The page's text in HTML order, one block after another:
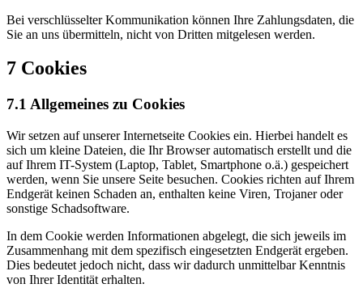
Bei verschlüsselter Kommunikation können Ihre Zahlungsdaten, die
Sie an uns übermitteln, nicht von Dritten mitgelesen werden.
7 Cookies
7.1 Allgemeines zu Cookies
Wir setzen auf unserer Internetseite Cookies ein. Hierbei handelt es
sich um kleine Dateien, die Ihr Browser automatisch erstellt und die
auf Ihrem IT-System (Laptop, Tablet, Smartphone o.ä.) gespeichert
werden, wenn Sie unsere Seite besuchen. Cookies richten auf Ihrem
Endgerät keinen Schaden an, enthalten keine Viren, Trojaner oder
sonstige Schadsoftware.
In dem Cookie werden Informationen abgelegt, die sich jeweils im
Zusammenhang mit dem spezifisch eingesetzten Endgerät ergeben.
Dies bedeutet jedoch nicht, dass wir dadurch unmittelbar Kenntnis
von Ihrer Identität erhalten.